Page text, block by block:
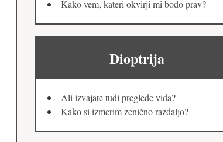
Kako vem, kateri okvirji mi bodo prav?
Dioptrija
Ali izvajate tudi preglede vida?
Kako si izmerim zenično razdaljo?